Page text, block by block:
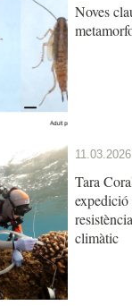
Noves
11.03.2026
Tara
climàtic